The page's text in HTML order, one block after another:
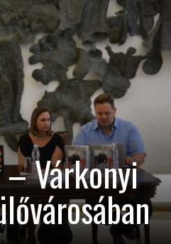
Várkonyi